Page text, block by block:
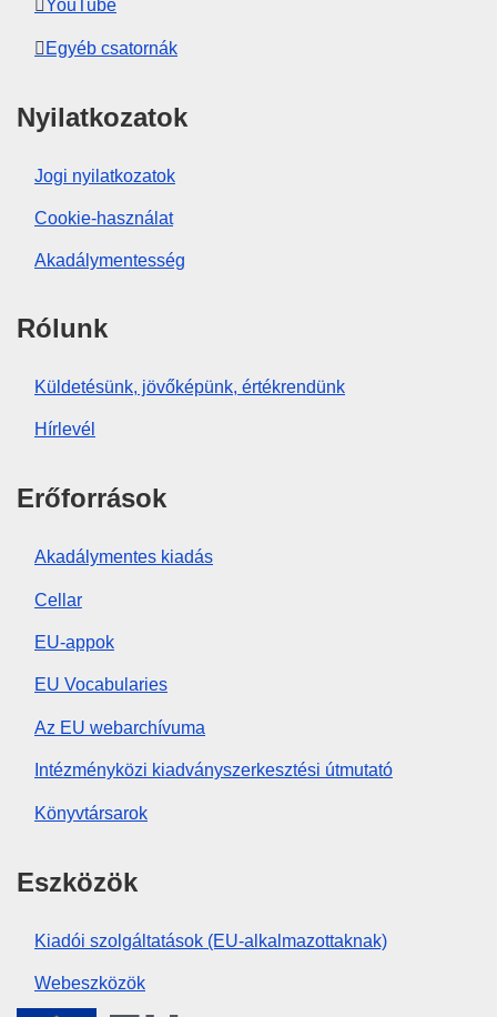
YouTube
Egyéb csatornák
Nyilatkozatok
Jogi nyilatkozatok
Cookie-használat
Akadálymentesség
Rólunk
Küldetésünk, jövőképünk, értékrendünk
Hírlevél
Erőforrások
Akadálymentes kiadás
Cellar
EU-appok
EU Vocabularies
Az EU webarchívuma
Intézményközi kiadványszerkesztési útmutató
Könyvtársarok
Eszközök
Kiadói szolgáltatások (EU-alkalmazottaknak)
Webeszközök